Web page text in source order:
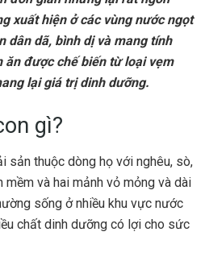
xuất hiện ở các vùng nước ngọt
dân dã, bình dị và mang tính
ăn được chế biến từ loại vẹm
lại giá trị dinh dưỡng.
gì?
sản thuộc dòng họ với nghêu, sò,
mềm và hai mảnh vỏ mỏng và dài
sống ở nhiều khu vực nước
chất dinh dưỡng có lợi cho sức